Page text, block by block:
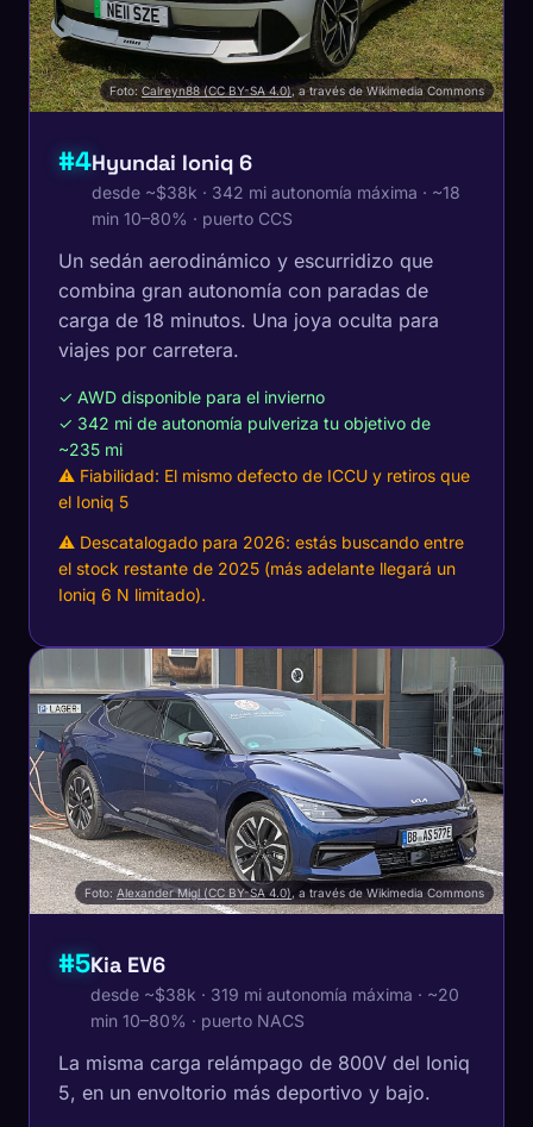
Foto:Calreyn88 (CC BY-SA 4.0), a través de Wikimedia Commons
#4Hyundai Ioniq 6
desde ~$38k · 342 mi autonomía máxima · ~18
min 10–80% · puerto CCS
Un sedán aerodinámico y escurridizo que
combina gran autonomía con paradas de
carga de 18 minutos. Una joya oculta para
viajes por carretera.
✓ AWD disponible para el invierno
✓ 342 mi de autonomía pulveriza tu objetivo de
~235 mi
⚠ Fiabilidad: El mismo defecto de ICCU y retiros que
el Ioniq 5
⚠ Descatalogado para 2026: estás buscando entre
el stock restante de 2025 (más adelante llegará un
Ioniq 6 N limitado).
Foto: Alexander Migl (CC BY-SA 4.0), a través de Wikimedia Commons
#5Kia EV6
desde ~$38k · 319 mi autonomía máxima · ~20
min 10–80% · puerto NACS
La misma carga relámpago de 800V del Ioniq
5, en un envoltorio más deportivo y bajo.